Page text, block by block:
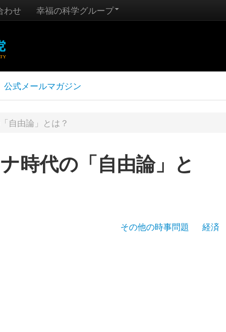
わせ 幸福の科学グループ
公式メールマガジン
自由論」とは？
時代の「自由論」と
その他の時事問題
経済